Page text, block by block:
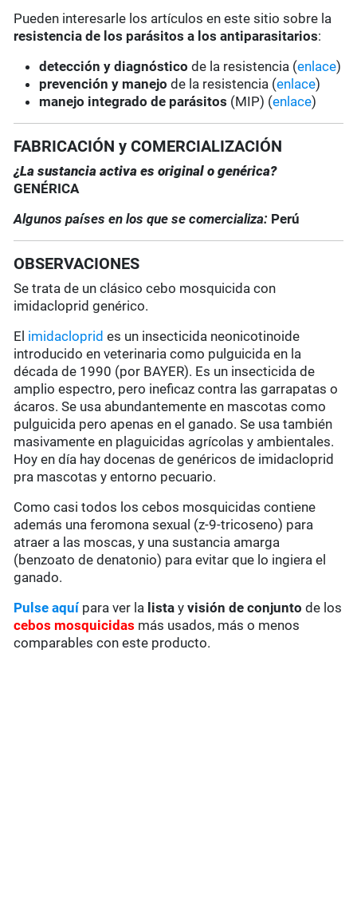
Pueden interesarle los artículos en este sitio sobre la
resistencia de los parásitos a los antiparasitarios:
detección y diagnóstico de la resistencia (enlace)
prevención y manejo de la resistencia (enlace)
manejo integrado de parásitos (MIP) (enlace)
FABRICACIÓN y COMERCIALIZACIÓN
¿La sustancia activa es original o genérica?
GENÉRICA
Algunos países en los que se comercializa: Perú
OBSERVACIONES
Se trata de un clásico cebo mosquicida con
imidacloprid genérico.
El imidacloprid es un insecticida neonicotinoide
introducido en veterinaria como pulguicida en la
década de 1990 (por BAYER). Es un insecticida de
amplio espectro, pero ineficaz contra las garrapatas o
ácaros. Se usa abundantemente en mascotas como
pulguicida pero apenas en el ganado. Se usa también
masivamente en plaguicidas agrícolas y ambientales.
Hoy en día hay docenas de genéricos de imidacloprid
pra mascotas y entorno pecuario.
Como casi todos los cebos mosquicidas contiene
además una feromona sexual (z-9-tricoseno) para
atraer a las moscas, y una sustancia amarga
(benzoato de denatonio) para evitar que lo ingiera el
ganado.
Pulse aquí para ver la lista yvisión de conjunto de los
cebos mosquicidas más usados, más o menos
comparables con este producto.